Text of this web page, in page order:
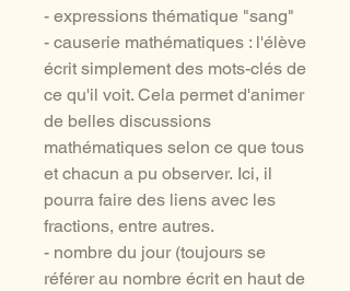
- expressions thématique "sang"
- causerie mathématiques : l'élève
écrit simplement des mots-clés de
ce qu'il voit. Cela permet d'animer
de belles discussions
mathématiques selon ce que tous
et chacun a pu observer. Ici, il
pourra faire des liens avec les
fractions, entre autres.
- nombre du jour (toujours se
référer au nombre écrit en haut de